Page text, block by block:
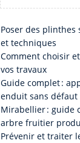
Poser des
et techniques
Comment choisir
vos travaux
Guide complet :
enduit sans défaut
Mirabellier : guide
arbre fruitier
Prévenir et traiter